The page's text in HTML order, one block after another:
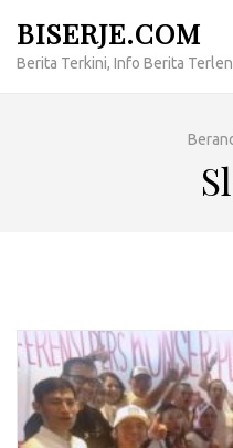
konten
BISERJE.COM
Berita Terkini, Info Berita